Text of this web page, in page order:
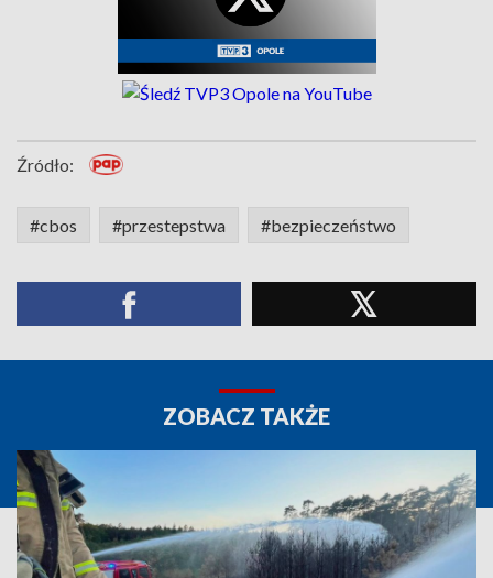
Źródło:
#cbos #przestepstwa #bezpieczeństwo
ZOBACZ TAKŻE